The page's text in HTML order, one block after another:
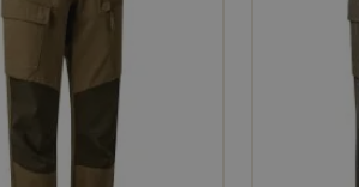
Haderslev, au Danemark. Elle réalise des
imperméables et respirants, avec un
adapté au type de chasse, à la végétation
Deerhunter® a développé son assortiment
chasse en misant les technologies les plus
toutes les propriétés sont testées des
climatique, résistance à l’usure et